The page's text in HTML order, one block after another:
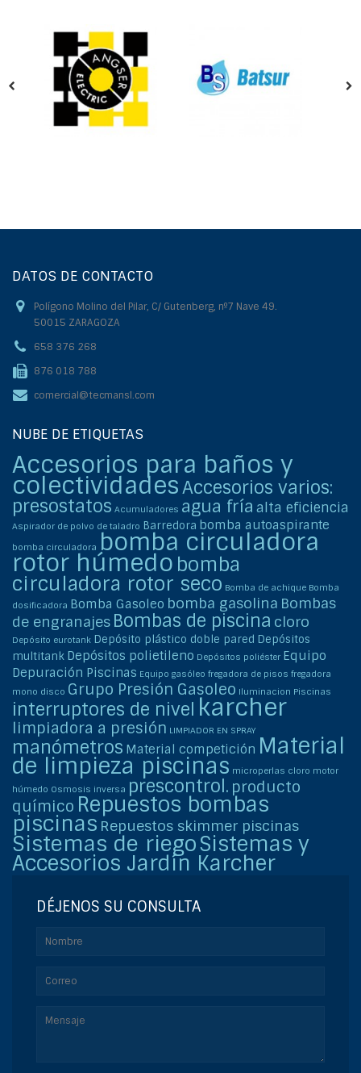
DATOS DE CONTACTO
Polígono Molino del Pilar, C/ Gutenberg, nº7 Nave 49.
50015 ZARAGOZA
658 376 268
876 018 788
comercial@tecmansl.com
NUBE DE ETIQUETAS
Accesorios para baños y
colectividadesAccesorios varios:
presostatos Acumuladores agua fría alta eficiencia
Aspirador de polvo de taladro Barredora bomba autoaspirante
bomba circuladora bomba circuladora
rotor húmedo bomba
circuladora rotor seco Bomba de achique Bomba
dosificadora Bomba Gasoleo bomba gasolina Bombas
de engranajes Bombas de piscina cloro
Depósito eurotank Depósito plástico doble pared Depósitos
multitank Depósitos polietileno Depósitos poliéster Equipo
Depuración Piscinas Equipo gasóleo fregadora de pisos fregadora
mono disco Grupo Presión Gasoleo Iluminacion Piscinas
interruptores de nivel karcher
limpiadora a presión LIMPIADOR EN SPRAY
manómetros Material competición Material
de limpieza piscinas microperlas cloro motor
húmedo Osmosis inversa prescontrol. producto
químico Repuestos bombas
piscinas Repuestos skimmer piscinas
Sistemas de riegoSistemas y
Accesorios Jardín Karcher
DÉJENOS SU CONSULTA